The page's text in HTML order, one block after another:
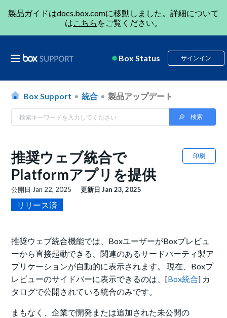
製品ガイドはdocs.box.comに移動しました。詳細について
はこちら をご覧ください。
Box Status サインイン
Box Support 統合 製品アップデート
印刷
推奨ウェブ統合で
Platformアプリを提供
公開日 Jan 22, 2025 更新日Jan 23, 2025
リリース済
推奨ウェブ統合機能では、BoxユーザーがBoxプレビュ
ーから直接起動できる、関連のあるサードパーティ製ア
プリケーションが自動的に表示されます。 現在、Boxプ
レビューのサイドバーに表示できるのは、[Box統合] カ
タログで公開されている統合のみです。
まもなく、企業で開発または追加された未公開の